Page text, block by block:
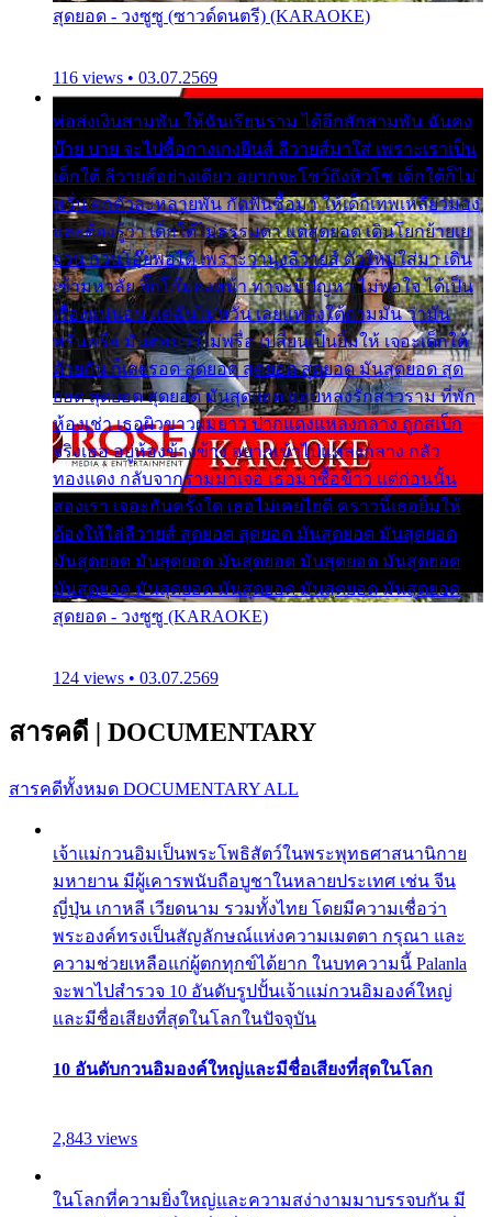
สุดยอด - วงซูซู (ซาวด์ดนตรี) (KARAOKE)
116 views • 03.07.2569
พ่อส่งเงินสามพัน ให้ฉันเรียนราม ได้อีกสักสามพัน ฉันคง
บ๊าย บาย จะไปซื้อกางเกงยีนส์ ลีวายส์มาใส่ เพราะเราเป็น
เด็กใต้ ลีวายส์อย่างเดียว อยากจะโชว์ถึงหิวโซ เด็กใต้ก็ไม่
หวั่น ตกตัวละหลายพัน กัดฟันซื้อมา ให้เด็กเทพเหลียวมอง
และต้องรู้ว่า เด็กใต้ไม่ธรรมดา แต่สุดยอด เดินโยกย้ายเย
ยวน กวนโอ๊ยพอได้ เพราะว่านุ่งลีวายส์ ตัวใหม่ใส่มา เดิน
เข้ามหาลัย จิ๊กโก๊มองหน้า ท่าจะมีปัญหา ไม่พอใจ ได้เป็น
เรื่องแน่นอน แต่ฉันไม่หวั่น เลยแหลงใต้ถามมัน ว่ามัน
พรั่นพรือ มันตอบว่าไม่พรื่อ เปลี่ยนเป็นยิ้มให้ เจอะเด็กใต้
ด้วยกัน ก็เลยรอด สุดยอด สุดยอด สุดยอด มันสุดยอด สุด
ยอด สุดยอด สุดยอด มันสุดยอด แอบหลงรักสาวราม ที่พัก
ห้องเช่า เธอผิวขาวผมยาว ปากแดงแหลงกลาง ถูกสเป็ก
จริงเธอ อยู่ห้องข้างข้าง อยากเข้าไปแหลงกลาง กลัว
ทองแดง กลับจากรามมาเจอ เธอมาซื้อข้าว แต่ก่อนนั้น
สองเรา เจอะกันครั้งใด เธอไม่เคยไยดี คราวนี้เธอยิ้มให้
ต้องให้ใส่ลีวายส์ สุดยอด สุดยอด มันสุดยอด มันสุดยอด
มันสุดยอด มันสุดยอด มันสุดยอด มันสุดยอด มันสุดยอด
มันสุดยอด มันสุดยอด มันสุดยอด มันสุดยอด มันสุดยอด
สุดยอด - วงซูซู (KARAOKE)
124 views • 03.07.2569
สารคดี | DOCUMENTARY
สารคดีทั้งหมด DOCUMENTARY ALL
เจ้าแม่กวนอิมเป็นพระโพธิสัตว์ในพระพุทธศาสนานิกาย
มหายาน มีผู้เคารพนับถือบูชาในหลายประเทศ เช่น จีน
ญี่ปุ่น เกาหลี เวียดนาม รวมทั้งไทย โดยมีความเชื่อว่า
พระองค์ทรงเป็นสัญลักษณ์แห่งความเมตตา กรุณา และ
ความช่วยเหลือแก่ผู้ตกทุกข์ได้ยาก ในบทความนี้ Palanla
จะพาไปสำรวจ 10 อันดับรูปปั้นเจ้าแม่กวนอิมองค์ใหญ่
และมีชื่อเสียงที่สุดในโลกในปัจจุบัน
10 อันดับกวนอิมองค์ใหญ่และมีชื่อเสียงที่สุดในโลก
2,843 views
ในโลกที่ความยิ่งใหญ่และความสง่างามมาบรรจบกัน มี